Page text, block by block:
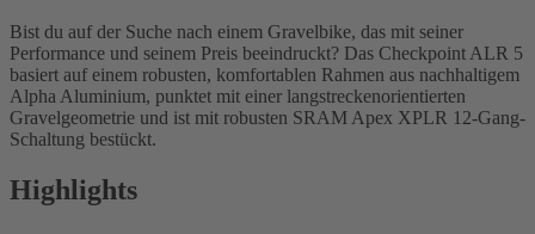
Bist du auf der Suche nach einem Gravelbike, das mit seiner
Performance und seinem Preis beeindruckt? Das Checkpoint ALR 5
basiert auf einem robusten, komfortablen Rahmen aus nachhaltigem
Alpha Aluminium, punktet mit einer langstreckenorientierten
Gravelgeometrie und ist mit robusten SRAM Apex XPLR 12-Gang-
Schaltung bestückt.
Highlights